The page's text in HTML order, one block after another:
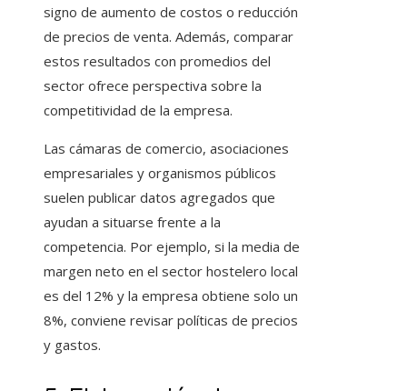
signo de aumento de costos o reducción
de precios de venta. Además, comparar
estos resultados con promedios del
sector ofrece perspectiva sobre la
competitividad de la empresa.
Las cámaras de comercio, asociaciones
empresariales y organismos públicos
suelen publicar datos agregados que
ayudan a situarse frente a la
competencia. Por ejemplo, si la media de
margen neto en el sector hostelero local
es del 12% y la empresa obtiene solo un
8%, conviene revisar políticas de precios
y gastos.